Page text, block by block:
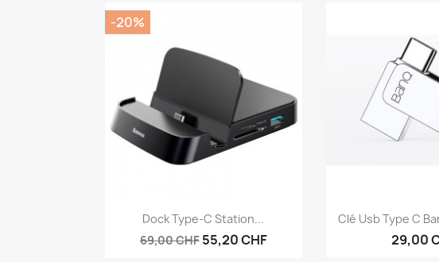
Aperçu rapide
Dock Type-C Station...
69,00 CHF 55,20 CHF
-20%
Aperçu
Clé Usb Type C
29,00